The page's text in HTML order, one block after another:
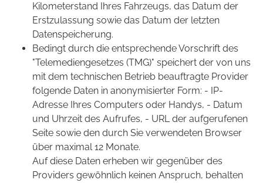
Kilometerstand Ihres Fahrzeugs, das Datum der
Erstzulassung sowie das Datum der letzten
Datenspeicherung.
Bedingt durch die entsprechende Vorschrift des
"Telemediengesetzes (TMG)" speichert der von uns
mit dem technischen Betrieb beauftragte Provider
folgende Daten in anonymisierter Form: - IP-
Adresse Ihres Computers oder Handys, - Datum
und Uhrzeit des Aufrufes, - URL der aufgerufenen
Seite sowie den durch Sie verwendeten Browser
über maximal 12 Monate.
Auf diese Daten erheben wir gegenüber des
Providers gewöhnlich keinen Anspruch, behalten